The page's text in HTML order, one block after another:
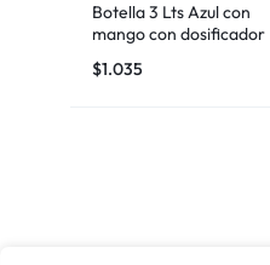
Botella 3 Lts Azul con
mango con dosificador
$1.035